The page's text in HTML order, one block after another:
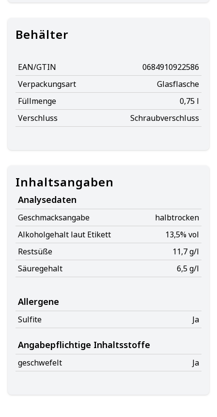
Behälter
EAN/GTIN
0684910922586
Verpackungsart
Glasflasche
Füllmenge
0,75 l
Verschluss
Schraubverschluss
Inhaltsangaben
Analysedaten
Geschmacksangabe
halbtrocken
Alkoholgehalt laut Etikett
13,5% vol
Restsüße
11,7 g/l
Säuregehalt
6,5 g/l
Allergene
Sulfite Ja
Angabepflichtige Inhaltsstoffe
geschwefelt Ja